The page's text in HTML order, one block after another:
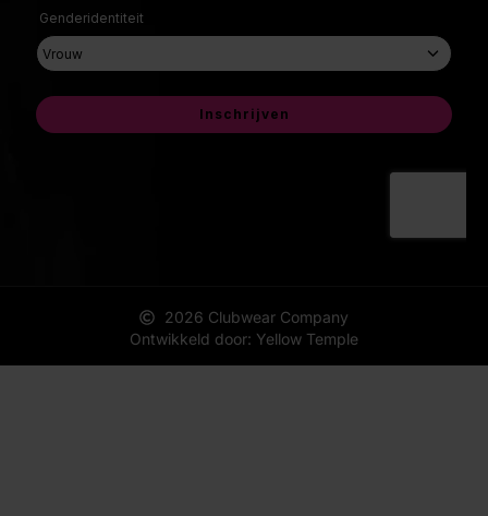
2026 Clubwear Company
Ontwikkeld door: Yellow Temple